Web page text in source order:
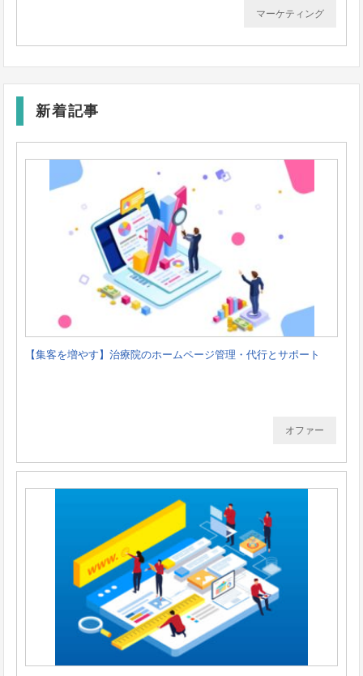
マーケティング
新着記事
【集客を増やす】治療院のホームページ管理・代行とサポート
オファー